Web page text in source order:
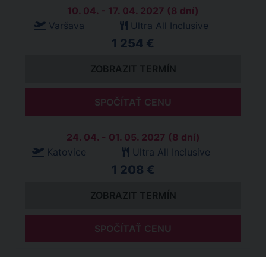
10. 04. - 17. 04. 2027 (8 dní)
Varšava
Ultra All Inclusive
1 254 €
ZOBRAZIT TERMÍN
SPOČÍTAŤ CENU
24. 04. - 01. 05. 2027 (8 dní)
Katovice
Ultra All Inclusive
1 208 €
ZOBRAZIT TERMÍN
SPOČÍTAŤ CENU